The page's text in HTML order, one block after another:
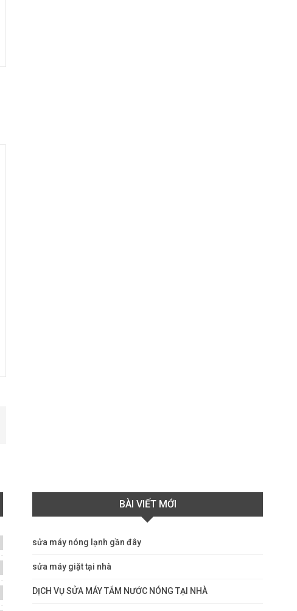
BÀI VIẾT MỚI
sửa máy nóng lạnh gần đây
sửa máy giặt tại nhà
DỊCH VỤ SỬA MÁY TẮM NƯỚC NÓNG TẠI NHÀ